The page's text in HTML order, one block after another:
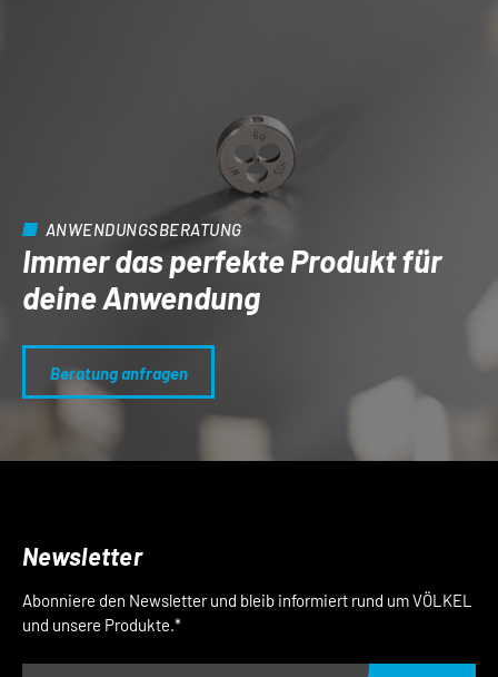
ANWENDUNGSBERATUNG
Immer das perfekte Produkt für
deine Anwendung
Beratung anfragen
Newsletter
Abonniere den Newsletter und bleib informiert rund um VÖLKEL
und unsere Produkte.*